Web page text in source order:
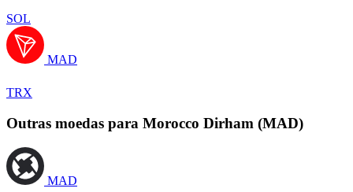
SOL
MAD
TRX
Outras moedas para Morocco Dirham (MAD)
MAD